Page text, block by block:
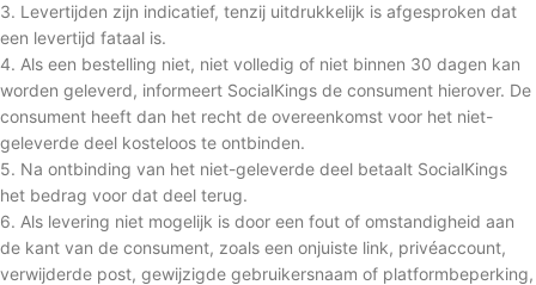
3. Levertijden zijn indicatief, tenzij uitdrukkelijk is afgesproken dat
een levertijd fataal is.
4. Als een bestelling niet, niet volledig of niet binnen 30 dagen kan
worden geleverd, informeert SocialKings de consument hierover. De
consument heeft dan het recht de overeenkomst voor het niet-
geleverde deel kosteloos te ontbinden.
5. Na ontbinding van het niet-geleverde deel betaalt SocialKings
het bedrag voor dat deel terug.
6. Als levering niet mogelijk is door een fout of omstandigheid aan
de kant van de consument, zoals een onjuiste link, privéaccount,
verwijderde post, gewijzigde gebruikersnaam of platformbeperking,